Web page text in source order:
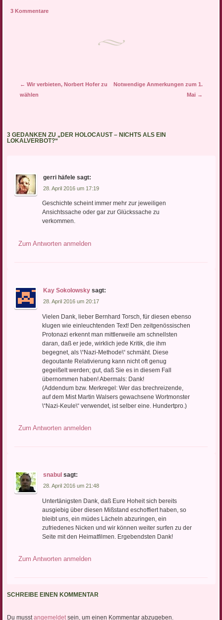
3 Kommentare
Artikel-Navigation
← Wir verbieten, Norbert Hofer zu
wählen
Notwendige Anmerkungen zum 1.
Mai →
3 GEDANKEN ZU „ DER HOLOCAUST – NICHTS ALS EIN
LOKALVERBOT?“
gerri häfele sagt:
28. April 2016 um 17:19
Geschichte scheint immer mehr zur jeweiligen
Ansichtssache oder gar zur Glückssache zu
verkommen.
Zum Antworten anmelden
Kay Sokolowsky sagt:
28. April 2016 um 20:17
Vielen Dank, lieber Bernhard Torsch, für diesen ebenso
klugen wie einleuchtenden Text! Den zeitgenössischen
Protonazi erkennt man mittlerweile am schnellsten
daran, daß er jede, wirklich jede Kritik, die ihm
begegnet, als \“Nazi-Methode\“ schmäht. Diese
degoutante Relativierung kann nicht oft genug
gegeißelt werden; gut, daß Sie es in diesem Fall
übernommen haben! Abermals: Dank!
(Addendum bzw. Merkregel: Wer das brechreizende,
auf dem Mist Martin Walsers gewachsene Wortmonster
\“Nazi-Keule\“ verwendet, ist selber eine. Hundertpro.)
Zum Antworten anmelden
snabul sagt:
28. April 2016 um 21:48
Untertänigsten Dank, daß Eure Hoheit sich bereits
ausgiebig über diesen Mißstand eschoffiert haben, so
bleibt uns, ein müdes Lächeln abzuringen, ein
zufriedenes Nicken und wir können weiter surfen zu der
Seite mit den Heimatfilmen. Ergebendsten Dank!
Zum Antworten anmelden
SCHREIBE EINEN KOMMENTAR
Du musstangemeldetsein, um einen Kommentar abzugeben.